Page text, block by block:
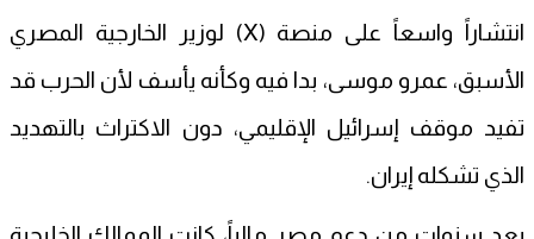
انتشاراً واسعاً على منصة (X) لوزير الخارجية المصري
الأسبق، عمرو موسى، بدا فيه وكأنه يأسف لأن الحرب قد
تفيد موقف إسرائيل الإقليمي، دون الاكتراث بالتهديد
الذي تشكله إيران.